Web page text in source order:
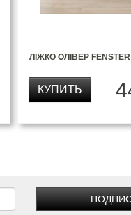
ЛІЖКО ОЛІВЕР FENSTER
КУПИТЬ